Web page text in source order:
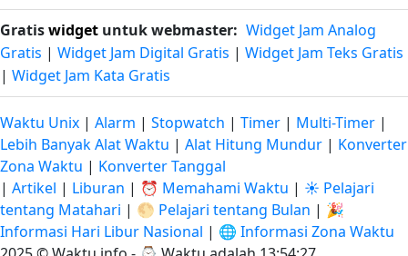
Gratiswidget untuk webmaster: Widget Jam Analog
Gratis | Widget Jam Digital Gratis | Widget Jam Teks Gratis
| Widget Jam Kata Gratis
Waktu Unix | Alarm | Stopwatch | Timer | Multi-Timer |
Lebih Banyak Alat Waktu | Alat Hitung Mundur | Konverter
Zona Waktu | Konverter Tanggal
| Artikel | Liburan | ⏰ Memahami Waktu | ☀️ Pelajari
tentang Matahari | 🌕 Pelajari tentang Bulan | 🎉
Informasi Hari Libur Nasional | 🌐 Informasi Zona Waktu